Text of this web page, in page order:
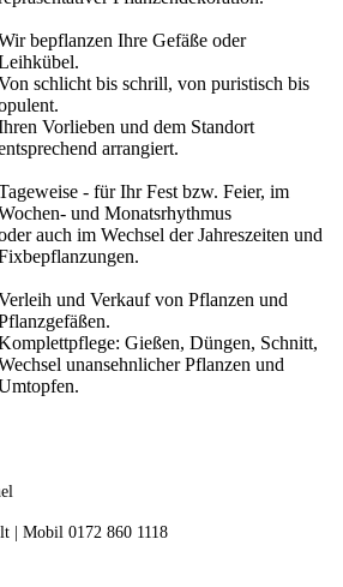
bepflanzen Ihre Gefäße oder
schlicht bis schrill, von puristisch bis
Vorlieben und dem Standort
arrangiert.
- für Ihr Fest bzw. Feier, im
und Monatsrhythmus
auch im Wechsel der Jahreszeiten und
und Verkauf von Pflanzen und
Gießen, Düngen, Schnitt,
unansehnlicher Pflanzen und
| Mobil 0172 860 1118